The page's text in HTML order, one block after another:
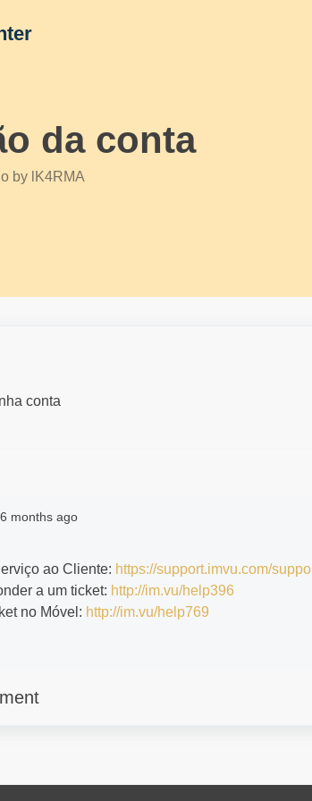
da conta
by lK4RMA
conta
6 months ago
ao Cliente: https://support.imvu.com/
a um ticket: http://im.vu/help396
no Móvel: http://im.vu/help769